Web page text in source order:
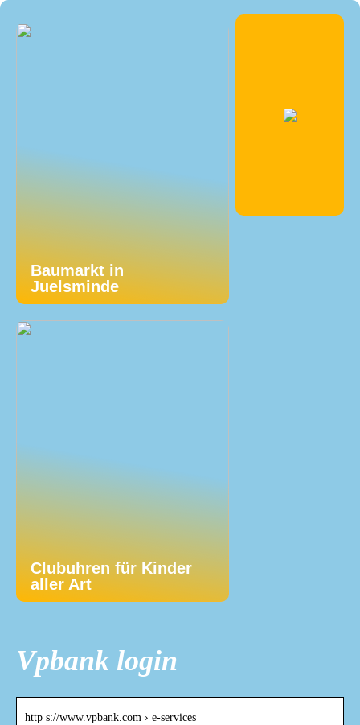
Baumarkt in
Juelsminde
Clubuhren für Kinder
aller Art
Vpbank login
http s://www.vpbank.com › e-services